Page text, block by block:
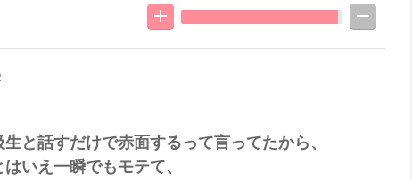
と話すだけで赤面するって言ってたから、
いえ一瞬でもモテて、